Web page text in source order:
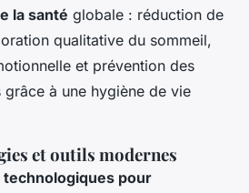
la santé globale : réduction de
qualitative du sommeil,
et prévention des
à une hygiène de vie
et outils modernes
technologiques pour